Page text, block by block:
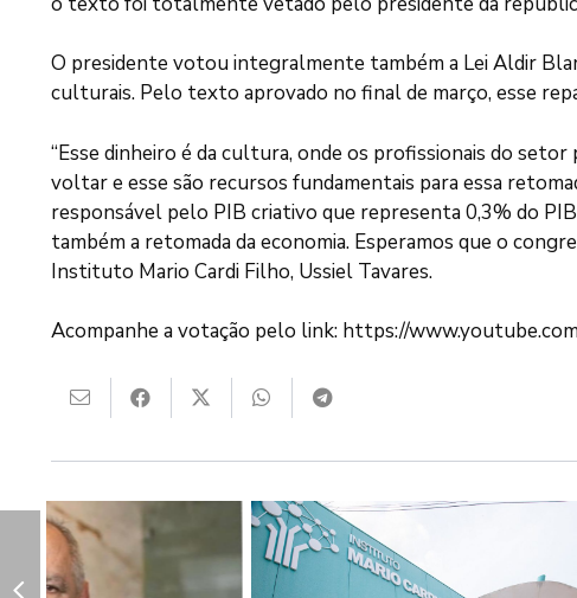
O presidente votou integralmente também a Lei Aldir
culturais. Pelo texto aprovado no final de março, esse
“Esse dinheiro é da cultura, onde os profissionais do
voltar e esse são recursos fundamentais para essa
responsável pelo PIB criativo que representa 0,3% do
também a retomada da economia. Esperamos que o
Instituto Mario Cardi Filho, Ussiel Tavares.
Acompanhe a votação pelo link: https://